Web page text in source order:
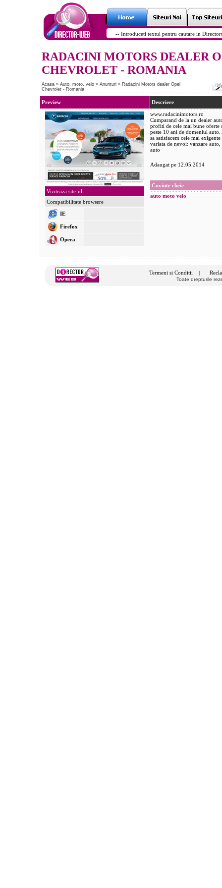
RADACINI MOTORS DEALER
CHEVROLET - ROMANIA
Acasa » Auto, moto, velo » Anunturi » Radacini Motors dealer Opel
Chevrolet - Romania
Preview
Viziteaza site-ul
Compatibilitate browsere
IE
Firefox
Opera
Descriere
www.radacinimotors.ro
Cumparand de la un dealer
profiti de cele mai bune oferte
peste 10 ani de domeniul
sa satisfacem cele mai
variata de nevoi: vanzare
auto
Adaugat pe 12.05.2014
Cuvinte cheie
auto moto velo
Termeni si Conditii
Toate drepturile